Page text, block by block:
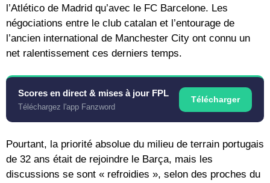
l’Atlético de Madrid qu’avec le FC Barcelone. Les
négociations entre le club catalan et l’entourage de
l’ancien international de Manchester City ont connu un
net ralentissement ces derniers temps.
Scores en direct & mises à jour FPL
Téléchargez l'app Fanzword
Télécharger
Pourtant, la priorité absolue du milieu de terrain portugais
de 32 ans était de rejoindre le Barça, mais les
discussions se sont « refroidies », selon des proches du